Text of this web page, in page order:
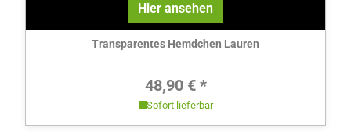
Hier ansehen
Transparentes Hemdchen Lauren
Regulärer Preis:
48,90 € *
Sofort lieferbar